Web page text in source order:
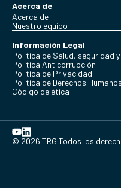
Acerca de
Acerca de
Nuestro equipo
Información Legal
Política de Salud, seguridad
Política Anticorrupción
Politica de Privacidad
Política de Derechos
Código de ética
© 2026 TRG Todos los